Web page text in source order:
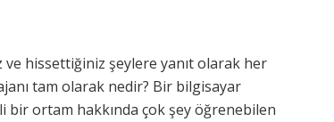
ve hissettiğiniz şeylere yanıt olarak her
tam olarak nedir? Bir bilgisayar
bir ortam hakkında çok şey öğrenebilen